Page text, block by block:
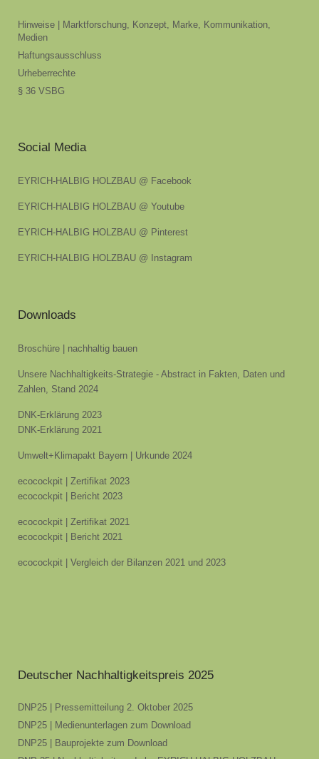
Hinweise | Marktforschung, Konzept, Marke, Kommunikation,
Medien
Haftungsausschluss
Urheberrechte
§ 36 VSBG
Social Media
EYRICH-HALBIG HOLZBAU @ Facebook
EYRICH-HALBIG HOLZBAU @ Youtube
EYRICH-HALBIG HOLZBAU @ Pinterest
EYRICH-HALBIG HOLZBAU @ Instagram
Downloads
Broschüre | nachhaltig bauen
Unsere Nachhaltigkeits-Strategie - Abstract in Fakten, Daten und
Zahlen, Stand 2024
DNK-Erklärung 2023
DNK-Erklärung 2021
Umwelt+Klimapakt Bayern | Urkunde 2024
ecocockpit | Zertifikat 2023
ecocockpit | Bericht 2023
ecocockpit | Zertifikat 2021
ecocockpit | Bericht 2021
ecocockpit | Vergleich der Bilanzen 2021 und 2023
Deutscher Nachhaltigkeitspreis 2025
DNP25 | Pressemitteilung 2. Oktober 2025
DNP25 | Medienunterlagen zum Download
DNP25 | Bauprojekte zum Download